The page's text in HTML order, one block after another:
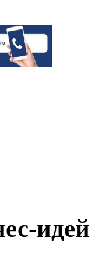
идей